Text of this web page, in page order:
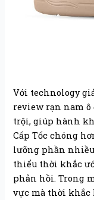
Với technology
review rạn nam ô
trội, giúp hành
Cấp Tốc chóng
lưỡng phần
thiểu thời khắc
phản hồi. Trong
vực mà thời khắc